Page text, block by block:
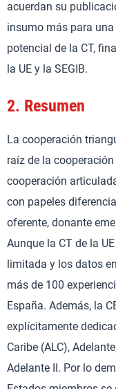
acuerdan su
insumo más para
potencial de la CT,
la UE y la SEGIB.
2. Resumen
La cooperación
raíz de la
cooperación
con papeles
oferente, donante
Aunque la CT de la
limitada y los datos
más de 100
España. Además, la
explícitamente
Caribe (ALC),
Adelante II. Por lo